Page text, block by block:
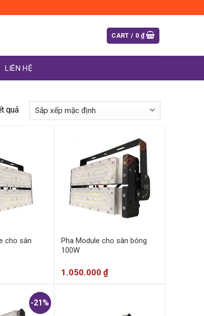
CART / 0 ₫
LIÊN HỆ
quả
cho sân
Pha Module cho sân bóng
100W
1.050.000 ₫
-21%